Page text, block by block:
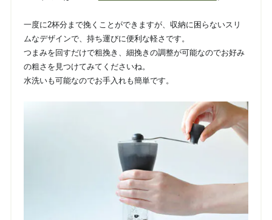
一度に2杯分まで挽くことができますが、収納に困らないスリ
ムなデザインで、持ち運びに便利な軽さです。
つまみを回すだけで粗挽き、細挽きの調整が可能なのでお好み
の粗さを見つけてみてくださいね。
水洗いも可能なのでお手入れも簡単です。